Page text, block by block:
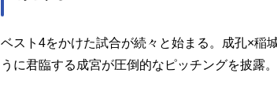
ベスト4をかけた試合が続々と始まる。成孔×稲
うに君臨する成宮が圧倒的なピッチングを披露。